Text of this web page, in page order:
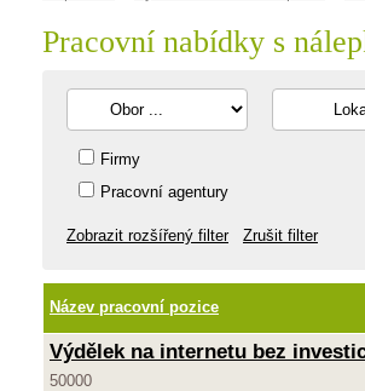
Pracovní nabídky s
Firmy
Pracovní agentury
Zobrazit rozšířený filter Zrušit filter
Název pracovní pozice
Výdělek na internetu bez
50000